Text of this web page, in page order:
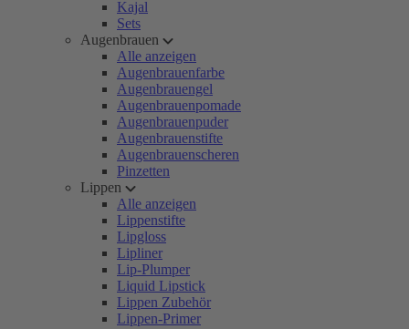
Kajal
Sets
Augenbrauen
Alle anzeigen
Augenbrauenfarbe
Augenbrauengel
Augenbrauenpomade
Augenbrauenpuder
Augenbrauenstifte
Augenbrauenscheren
Pinzetten
Lippen
Alle anzeigen
Lippenstifte
Lipgloss
Lipliner
Lip-Plumper
Liquid Lipstick
Lippen Zubehör
Lippen-Primer